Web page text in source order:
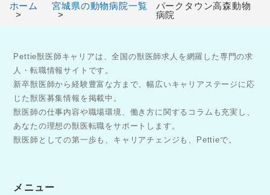
ホーム 宮城県の動物病院一覧
パークタウン高森動物
病院
Pettie獣医師キャリアは、全国の獣医師求人を網羅した専門の求
人・転職情報サイトです。
新卒獣医師から経験豊富な方まで、幅広いキャリアステージに応
じた獣医募集情報を掲載中。
獣医師の仕事内容や職場環境、働き方に関するコラムも充実し、
あなたの理想の獣医転職をサポートします。
獣医師としての第一歩も、キャリアチェンジも、Pettieで。
メニュー